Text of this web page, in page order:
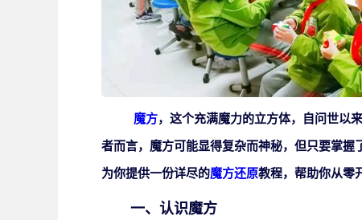
魔方，这个充满魔力的立方体，自问世以
者而言，魔方可能显得复杂而神秘，但只要掌
为你提供一份详尽的魔方还原教程，帮助你从零
一、认识魔方